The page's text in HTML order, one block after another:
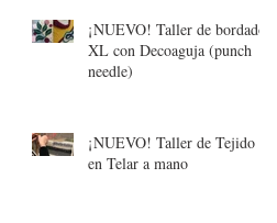
¡NUEVO! Taller de bordado
XL con Decoaguja (punch
needle)
¡NUEVO! Taller de Tejido
en Telar a mano